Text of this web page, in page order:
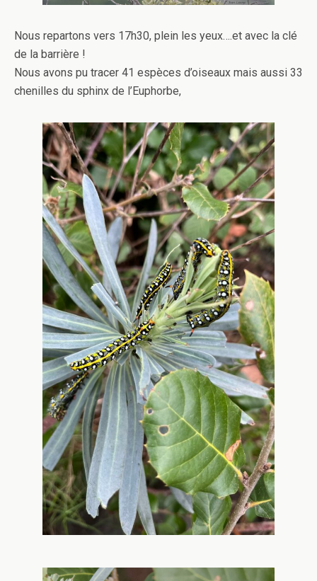
Nous repartons vers 17h30, plein les yeux….et avec la clé
de la barrière !
Nous avons pu tracer 41 espèces d’oiseaux mais aussi 33
chenilles du sphinx de l’Euphorbe,